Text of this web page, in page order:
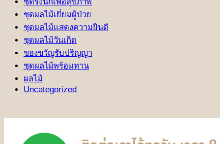
ชุดผลไม้เยี่ยมผู้ป่วย
ชุดผลไม้แสดงความยินดี
ชุดผลไม้วันเกิด
ของขวัญรับปริญญา
ชุดผลไม้พร้อมทาน
ผลไม้
Uncategorized